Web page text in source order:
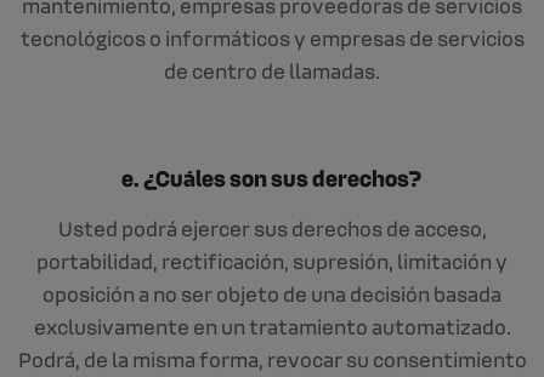
tecnológicos o informáticos y empresas de servicios
de centro de llamadas.
e. ¿Cuáles son sus derechos?
Usted podrá ejercer sus derechos de acceso,
portabilidad, rectificación, supresión, limitación y
oposición a no ser objeto de una decisión basada
exclusivamente en un tratamiento automatizado.
Podrá, de la misma forma, revocar su consentimiento